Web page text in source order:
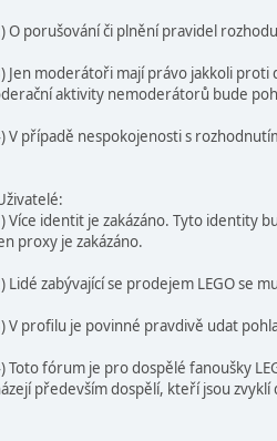
O porušování či plnění pravidel
Jen moderátoři mají právo jakkoli
aktivity nemoderátorů bude
V případě nespokojenosti s
Více identit je zakázáno. Tyto identity
proxy je zakázáno.
Lidé zabývající se prodejem LEGO se
V profilu je povinné pravdivě udat
Toto fórum je pro dospělé fanoušky
především dospělí, kteří jsou